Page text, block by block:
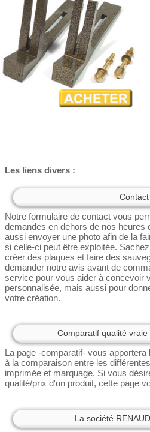
Les liens divers :
Contact
Notre formulaire de contact vous
demandes en dehors de nos heures
aussi envoyer une photo afin de la
si celle-ci peut être exploitée.
créer des plaques et faire des
demander notre avis avant de
service pour vous aider à concevoir
personnalisée, mais aussi pour
votre création.
Comparatif qualité
La page -comparatif- vous
à la comparaison entre les
imprimée et marquage. Si vous
qualité/prix d'un produit, cette page
La société